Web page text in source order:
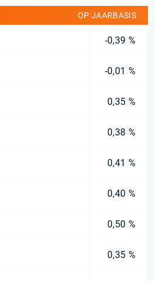
OP JAARBASIS
-0,39 %
-0,01 %
0,35 %
0,38 %
0,41 %
0,40 %
0,50 %
0,35 %